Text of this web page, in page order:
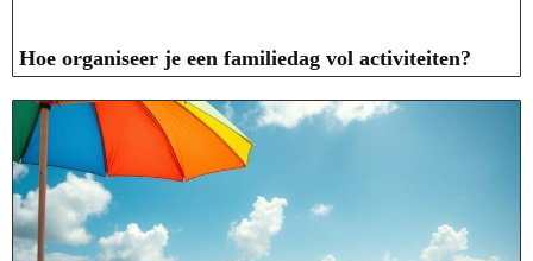
Hoe organiseer je een familiedag vol activiteiten?